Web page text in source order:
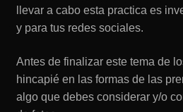
llevar a cabo esta practica es
y para tus redes sociales.
Antes de finalizar este tema de
hincapié en las formas de las
algo que debes considerar y/o